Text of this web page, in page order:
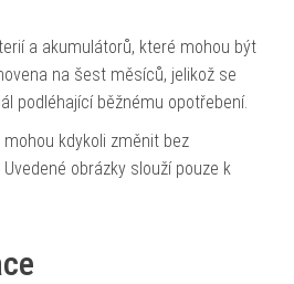
a akumulátorů, které mohou být
na šest měsíců, jelikož se
podléhající běžnému opotřebení.
kdykoli změnit bez
obrázky slouží pouze k